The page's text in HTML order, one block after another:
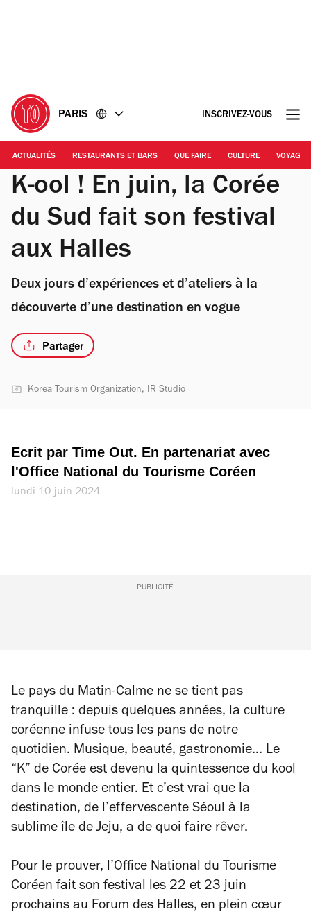
PARIS INSCRIVEZ-VOUS
ACTUALITÉS RESTAURANTS ET BARS QUE FAIRE CULTURE VOYAGE
K-ool ! En juin, la Corée
du Sud fait son festival
aux Halles
Deux jours d’expériences et d’ateliers à la
découverte d’une destination en vogue
Partager
Korea Tourism Organization, IR Studio
Ecrit par Time Out. En partenariat avec
l'Office National du Tourisme Coréen
lundi 10 juin 2024
PUBLICITÉ
Le pays du Matin-Calme ne se tient pas
tranquille : depuis quelques années, la culture
coréenne infuse tous les pans de notre
quotidien. Musique, beauté, gastronomie… Le
“K” de Corée est devenu la quintessence du kool
dans le monde entier. Et c’est vrai que la
destination, de l’effervescente Séoul à la
sublime île de Jeju, a de quoi faire rêver.
Pour le prouver, l’Office National du Tourisme
Coréen fait son festival les 22 et 23 juin
prochains au Forum des Halles, en plein cœur